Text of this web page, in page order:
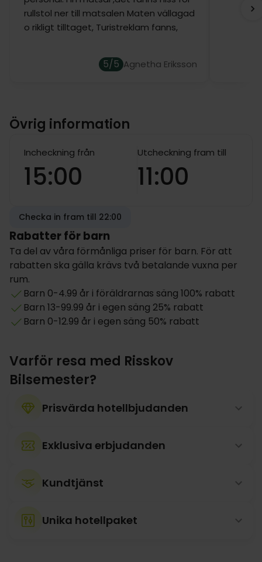
rullstol ner till matsalen Maten vällagad
o rikligt tilltaget, Turistreklam fanns,
5/5 Agnetha Eriksson
Övrig information
Incheckning från
15:00
Utcheckning fram till
11:00
Checka in fram till 22:00
Rabatter för barn
Ta del av våra förmånliga priser för barn. För att
rabatten ska gälla krävs två betalande vuxna per
rum.
Barn 0-4.99 år i föräldrarnas säng 100% rabatt
Barn 13-99.99 år i egen säng 25% rabatt
Barn 0-12.99 år i egen säng 50% rabatt
Varför resa med Risskov
Bilsemester?
Prisvärda hotellbjudanden
Exklusiva erbjudanden
Kundtjänst
Unika hotellpaket